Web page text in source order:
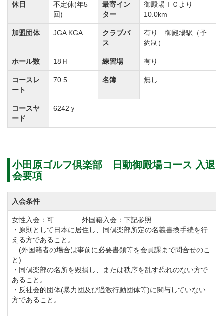
名義書換料還元キャンペーン（プレー代として利用出
来る利用券を進呈）を令和２年７月３１日受付分を以
名義書換料の一部を改定しました。
①名義書換料【改定前】正会員（同一法人内）55,000
円（税込）→【改定後】110,000円（税込）
休日
不定休(年5
回)
最寄イン
ター
御殿場ＩＣより
10.0km
加盟団体 JGA KGA
クラブバ
ス
有り 御殿場駅（予
約制）
ホール数 18Ｈ 練習場 有り
コースレ
ート
70.5 名簿 無し
コースヤ
ード
6242ｙ
小田原ゴルフ倶楽部 日動御殿場コース 入退
会要項
入会条件
女性入会：可 外国籍入会：下記参照
・原則として日本に居住し、同倶楽部所定の名義書換手続を行
える方であること。
(外国籍者の場合は事前に必要書類等を会員課まで問合せのこ
と)
・同倶楽部の名所を毀損し、または秩序を乱す恐れのない方で
あること。
・反社会的団体(暴力団及び過激行動団体等)に関与していない
方であること。